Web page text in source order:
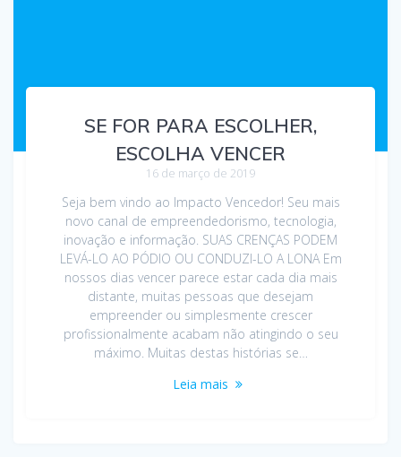
SE FOR PARA ESCOLHER,
ESCOLHA VENCER
16 de março de 2019
Seja bem vindo ao Impacto Vencedor! Seu mais
novo canal de empreendedorismo, tecnologia,
inovação e informação. SUAS CRENÇAS PODEM
LEVÁ-LO AO PÓDIO OU CONDUZI-LO A LONA Em
nossos dias vencer parece estar cada dia mais
distante, muitas pessoas que desejam
empreender ou simplesmente crescer
profissionalmente acabam não atingindo o seu
máximo. Muitas destas histórias se…
Leia mais